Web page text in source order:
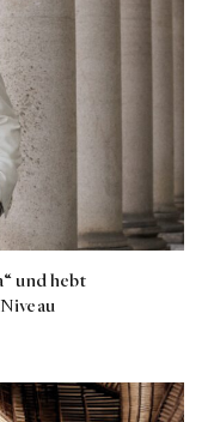
und hebt